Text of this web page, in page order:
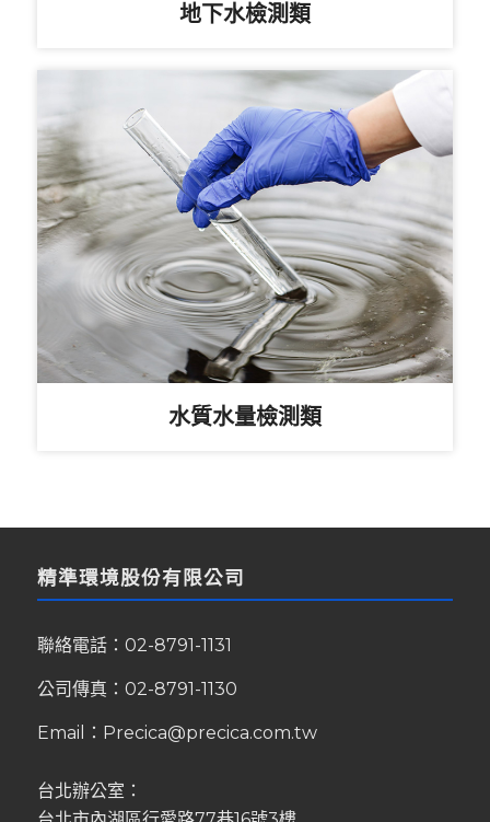
地下水檢測類
水質水量檢測類
精準環境股份有限公司
聯絡電話： 02-8791-1131
公司傳真：02-8791-1130
Email： Precica@precica.com.tw
台北辦公室：